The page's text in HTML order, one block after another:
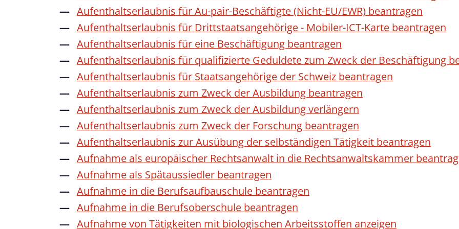
Aufenthaltserlaubnis für Au-pair-Beschäftigte (Nicht-EU/EWR) beantragen
Aufenthaltserlaubnis für Drittstaatsangehörige - Mobiler-ICT-Karte beantragen
Aufenthaltserlaubnis für eine Beschäftigung beantragen
Aufenthaltserlaubnis für qualifizierte Geduldete zum Zweck der Beschäftigung
Aufenthaltserlaubnis für Staatsangehörige der Schweiz beantragen
Aufenthaltserlaubnis zum Zweck der Ausbildung beantragen
Aufenthaltserlaubnis zum Zweck der Ausbildung verlängern
Aufenthaltserlaubnis zum Zweck der Forschung beantragen
Aufenthaltserlaubnis zur Ausübung der selbständigen Tätigkeit beantragen
Aufnahme als europäischer Rechtsanwalt in die Rechtsanwaltskammer
Aufnahme als Spätaussiedler beantragen
Aufnahme in die Berufsaufbauschule beantragen
Aufnahme in die Berufsoberschule beantragen
Aufnahme von Tätigkeiten mit biologischen Arbeitsstoffen anzeigen